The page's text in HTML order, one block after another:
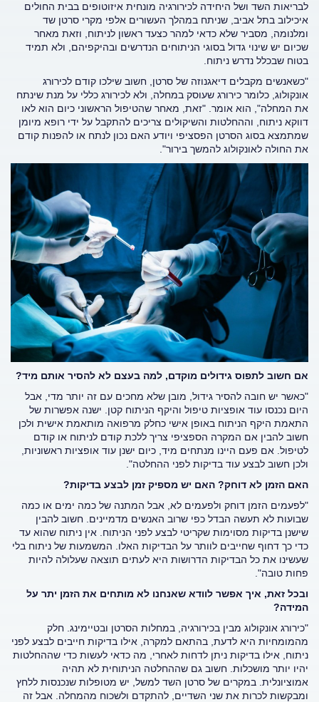
לבריאות השד ושל היחידה לכירורגיה מונחית איזוטופים בבית החולים
איכילוב בתל אביב, שניתח במהלך העשורים אלפי מקרי סרטן שד
ומלנומה, מסביר שלא כדאי למהר כצעד ראשון לניתוח, וזאת מאחר
שכיום יש שינוי גדול בסוגי הניתוחים הנדרשים ובהיקפיהם, ולא תמיד
בטוח שבכלל נדרש ניתוח.
"כשאנשים מקבלים דיאגנוזה של סרטן, חשוב שילכו קודם לכירורג
אונקולוג, כלומר כירורג שעוסק במחלה, ולא לכירורג כללי על מנת שינתח
את המחלה", הוא אומר. "זאת, מאחר שהטיפול הראשוני כיום הוא לאו
דווקא ניתוח, וההחלטות והשיקולים צריכים להתקבל על ידי רופא מיומן
שמתמצא בסוג הסרטן הפסציפי ויודע האם נכון לנתח או להפנות קודם
את החולה לאונקולוג להמשך בירור".
אם חשוב לתפוס גידולים מוקדם, למה בעצם לא להסיר אותם מיד?
"כאשר יש חובה להסיר גידול, מובן שלא מחכים עם זה יותר מדי, אבל
היום נכנסו עוד אופציות טיפול והיקף הניתוח קטן. ישנה אפשרות של
התאמת היקף הניתוח באופן אישי כחלק מרפואה מותאמת אישית ולכן
חשוב להבין אם המקרה הספציפי צריך ללכת קודם לניתוח או קודם
לטיפול. אם פעם היינו מנתחים מיד, כיום ישנן עוד אופציות ראשוניות,
ולכן חשוב לבצע עוד בדיקות לפני ההחלטה".
האם הזמן לא דוחק? האם יש מספיק זמן לבצע בדיקות?
"לפעמים הזמן דוחק ולפעמים לא, אבל המתנה של כמה ימים או כמה
שבועות לא תעשה הבדל כפי שרוב האנשים מדמיינים. חשוב להבין
שישנן בדיקות מסוימות שקריטי לבצע לפני הניתוח. אין ניתוח שהוא עד
כדי כך דחוף שחייבים לוותר על הבדיקות האלו. המשמעות של ניתוח בלי
שעשינו את כל הבדיקות הדרושות היא לעתים תוצאה שעלולה להיות
פחות טובה".
ובכל זאת, איך אפשר לוודא שאנחנו לא מותחים את הזמן יתר על
המידה?
"כירורג אונקולוג מבין בכירורגיה, במחלות הסרטן ובטיימינג. חלק
מהמומחיות היא לדעת, בהתאם למקרה, אילו בדיקות חייבים לבצע לפני
ניתוח, אילו בדיקות ניתן לדחות לאחרי, מה כדאי לעשות כדי שההחלטות
יהיו יותר מושכלות. חשוב גם שההחלטה הניתוחית לא תהיה
אמוציונלית. במקרים של סרטן השד למשל, יש מטופלות שנכנסות ללחץ
ומבקשות לכרות את שני השדיים, להתקדם ולשכוח מהמחלה. אבל זה